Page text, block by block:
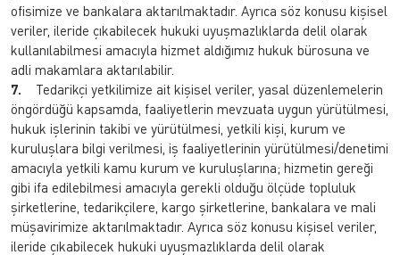
ofisimize ve bankalara aktarılmaktadır. Ayrıca söz konusu kişisel
veriler, ileride çıkabilecek hukuki uyuşmazlıklarda delil olarak
kullanılabilmesi amacıyla hizmet aldığımız hukuk bürosuna ve
adli makamlara aktarılabilir.
7. Tedarikçi yetkilimize ait kişisel veriler, yasal düzenlemelerin
öngördüğü kapsamda, faaliyetlerin mevzuata uygun yürütülmesi,
hukuk işlerinin takibi ve yürütülmesi, yetkili kişi, kurum ve
kuruluşlara bilgi verilmesi, iş faaliyetlerinin yürütülmesi/denetimi
amacıyla yetkili kamu kurum ve kuruluşlarına; hizmetin gereği
gibi ifa edilebilmesi amacıyla gerekli olduğu ölçüde topluluk
şirketlerine, tedarikçilere, kargo şirketlerine, bankalara ve mali
müşavirimize aktarılmaktadır. Ayrıca söz konusu kişisel veriler,
ileride çıkabilecek hukuki uyuşmazlıklarda delil olarak